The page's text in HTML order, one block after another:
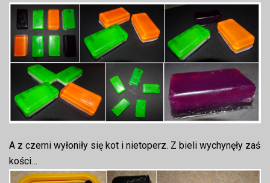
A z czerni wyłoniły się kot i nietoperz. Z bieli wychynęły zaś
kości…